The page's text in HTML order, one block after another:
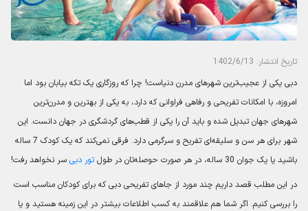
تاریخ انتشار: 1402/6/13
دبی یکی از عجیب‌ترین شهرهای مدرن دنیاست! چرا که روزگاری یک تکه بیابان بود اما
امروزه، با امکانات تفریحی و رفاهی فراوانی که دارد، به یکی از بهترین و مدرن‌ترین
شهرهای جهان تبدیل شده و باید آن را یکی از قطب‌های گردشگری در جهان دانست. این
شهر برای هر سن و سلیقه‌ای تفریح و سرگرمی دارد. فرقی نمی‌کند که یک کودک 7 ساله
باشید یا یک جوان 30 ساله، در هر صورت حوصله‌تان در طول
تور دبی سر نخواهد رفت!
در این مطلب قصد داریم چند مورد از جاهای تفریحی دبی که برای کودکان مناسب است
را بررسی کنیم. اگر شما هم علاقمند به کسب اطلاعات بیشتر در این زمینه هستید و یا